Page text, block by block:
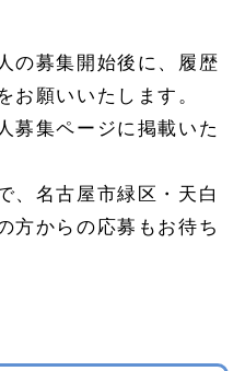
の募集開始後に、履歴
お願いいたします。
募集ページに掲載いた
、名古屋市緑区・天白
方からの応募もお待ち